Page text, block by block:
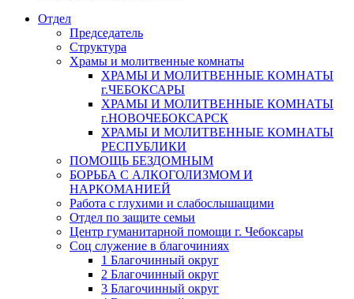
Отдел
Председатель
Структура
Храмы и молитвенные комнаты
ХРАМЫ И МОЛИТВЕННЫЕ КОМНАТЫ
г.ЧЕБОКСАРЫ
ХРАМЫ И МОЛИТВЕННЫЕ КОМНАТЫ
г.НОВОЧЕБОКСАРСК
ХРАМЫ И МОЛИТВЕННЫЕ КОМНАТЫ
РЕСПУБЛИКИ
ПОМОЩЬ БЕЗДОМНЫМ
БОРЬБА С АЛКОГОЛИЗМОМ И
НАРКОМАНИЕЙ
Работа с глухими и слабослышащими
Отдел по защите семьи
Центр гуманитарной помощи г. Чебоксары
Соц служение в благочиниях
1 Благочинный округ
2 Благочинный округ
3 Благочинный округ